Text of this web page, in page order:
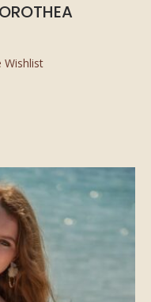
Wishlist